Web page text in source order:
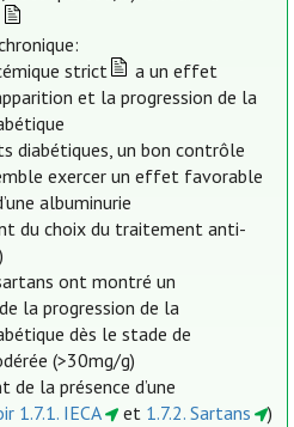
strict
a un effet
et la progression de la
diabétiques, un bon contrôle
exercer un effet favorable
albuminurie
du choix du traitement anti-
ont montré un
la progression de la
dès le stade de
(>30mg/g)
de la présence d’une
1.7.1. IECA et 1.7.2. Sartans )